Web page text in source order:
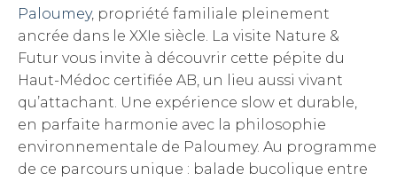
Paloumey, propriété familiale pleinement
ancrée dans le XXIe siècle. La visite Nature &
Futur vous invite à découvrir cette pépite du
Haut-Médoc certifiée AB, un lieu aussi vivant
qu’attachant. Une expérience slow et durable,
en parfaite harmonie avec la philosophie
environnementale de Paloumey. Au programme
de ce parcours unique : balade bucolique entre